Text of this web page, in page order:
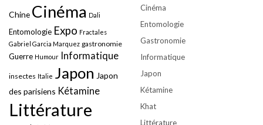
Chine Cinéma Dali
Entomologie Expo Fractales
Gabriel Garcia Marquez gastronomie
Guerre Humour Informatique
insectes Italie Japon Japon
des parisiens Kétamine
Littérature
Cinéma
Entomologie
Gastronomie
Informatique
Japon
Kétamine
Khat
Littérature